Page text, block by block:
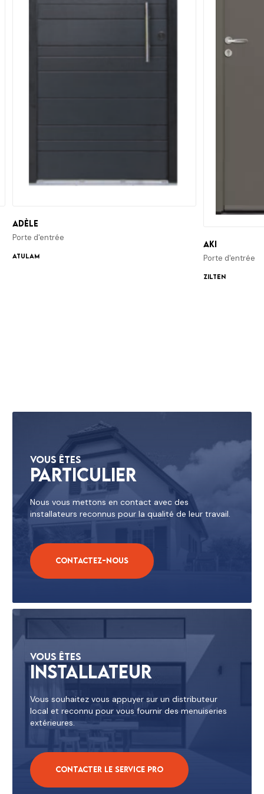
Adèle
Porte d'entrée
ATULAM
Aki
Porte d'entrée
Zilten
Vous êtes
Particulier
Nous vous mettons en contact avec des
installateurs reconnus pour la qualité de leur travail.
Contactez-nous
Vous êtes
Installateur
Vous souhaitez vous appuyer sur un distributeur
local et reconnu pour vous fournir des menuiseries
extérieures.
Contacter le service pro